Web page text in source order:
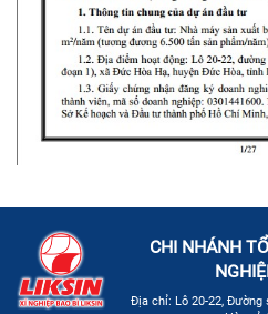
CHI NHÁNH
Địa chỉ: Lô 20-22, Đường